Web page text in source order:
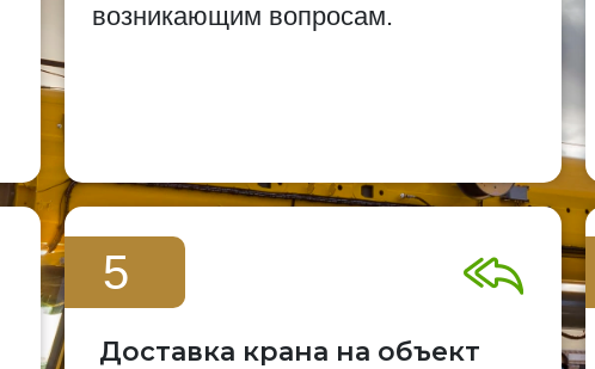
возникающим вопросам.
5
Доставка крана на объект